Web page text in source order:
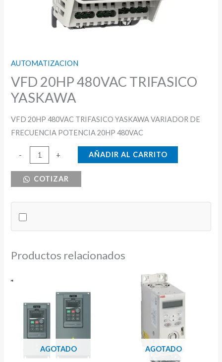
AUTOMATIZACION
VFD 20HP 480VAC TRIFASICO
YASKAWA
VFD 20HP 480VAC TRIFASICO YASKAWA VARIADOR DE
FRECUENCIA POTENCIA 20HP 480VAC
-
480VAC
cantidad
+ AÑADIR AL CARRITO
COTIZAR
Productos relacionados
AGOTADO AGOTADO